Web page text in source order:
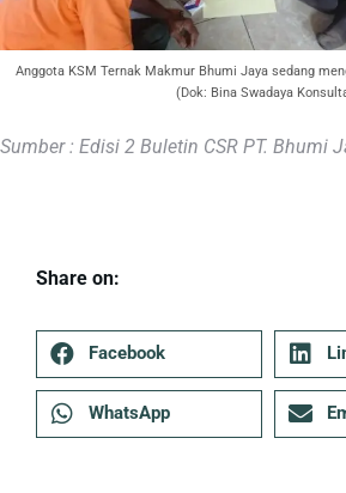
Anggota KSM Ternak Makmur Bhumi Jaya sedang
(Dok: Bina Swadaya
Sumber : Edisi 2 Buletin CSR PT. Bhumi
Share on:
Facebook
WhatsApp